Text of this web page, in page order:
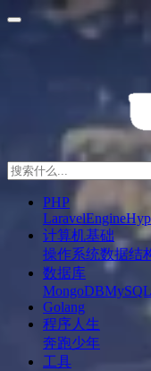
PHP
LaravelEngine
计算机基础
操作系统数据结
数据库
MongoDBMySQL
Golang
程序人生
奔跑少年
工具